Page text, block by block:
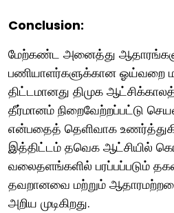
Conclusion:
மேற்கண்ட அனைத்து
பணியாளர்களுக்கான ஓய்வறை
திட்டமானது திமுக
தீர்மானம் நிறைவேற்றப்பட்டு
என்பதைத் தெளிவாக
இத்திட்டம் தவெக ஆட்சியில்
வலைதளங்களில் பரப்பப்படும்
தவறானவை மற்றும்
அறிய முடிகிறது.